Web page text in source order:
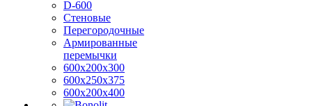
D-600
Стеновые
Перегородочные
Армированные
перемычки
600х200х300
600х250х375
600х200х400